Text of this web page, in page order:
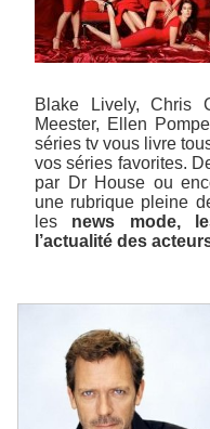
Blake Lively, Chris
Meester, Ellen
séries tv vous livre
vos séries favorites.
par Dr House ou
une rubrique pleine
les news mode,
l’actualité des